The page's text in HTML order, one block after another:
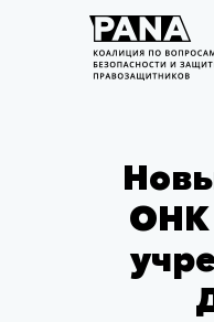
ОНК